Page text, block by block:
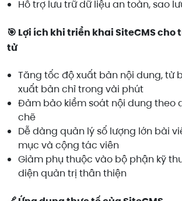
Hỗ trợ lưu trữ dữ liệu an toàn, sao
🎯 Lợi ích khi triển khai SiteCMS
tử
Tăng tốc độ xuất bản nội dung, từ
xuất bản chỉ trong vài phút
Đảm bảo kiểm soát nội dung theo
chẽ
Dễ dàng quản lý số lượng lớn bài
mục và cộng tác viên
Giảm phụ thuộc vào bộ phận kỹ
diện quản trị thân thiện